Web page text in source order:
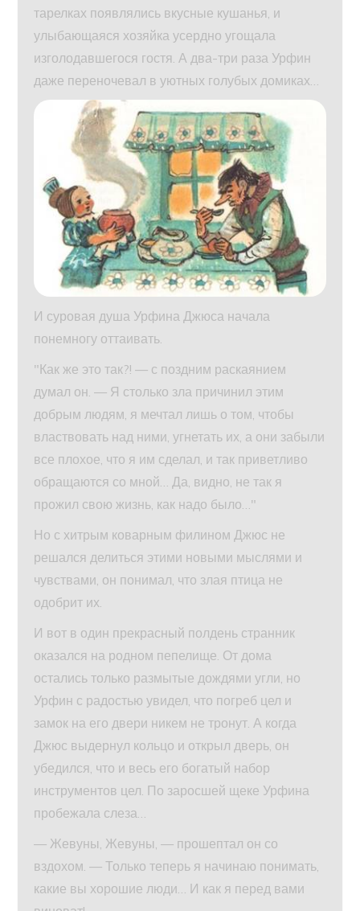
тарелках появлялись вкусные кушанья, и
улыбающаяся хозяйка усердно угощала
изголодавшегося гостя. А два-три раза Урфин
даже переночевал в уютных голубых домиках…
И суровая душа Урфина Джюса начала
понемногу оттаивать.
"Как же это так?! — с поздним раскаянием
думал он. — Я столько зла причинил этим
добрым людям, я мечтал лишь о том, чтобы
властвовать над ними, угнетать их, а они забыли
все плохое, что я им сделал, и так приветливо
обращаются со мной… Да, видно, не так я
прожил свою жизнь, как надо было…"
Но с хитрым коварным филином Джюс не
решался делиться этими новыми мыслями и
чувствами, он понимал, что злая птица не
одобрит их.
И вот в один прекрасный полдень странник
оказался на родном пепелище. От дома
остались только размытые дождями угли, но
Урфин с радостью увидел, что погреб цел и
замок на его двери никем не тронут. А когда
Джюс выдернул кольцо и открыл дверь, он
убедился, что и весь его богатый набор
инструментов цел. По заросшей щеке Урфина
пробежала слеза…
— Жевуны, Жевуны, — прошептал он со
вздохом. — Только теперь я начинаю понимать,
какие вы хорошие люди… И как я перед вами